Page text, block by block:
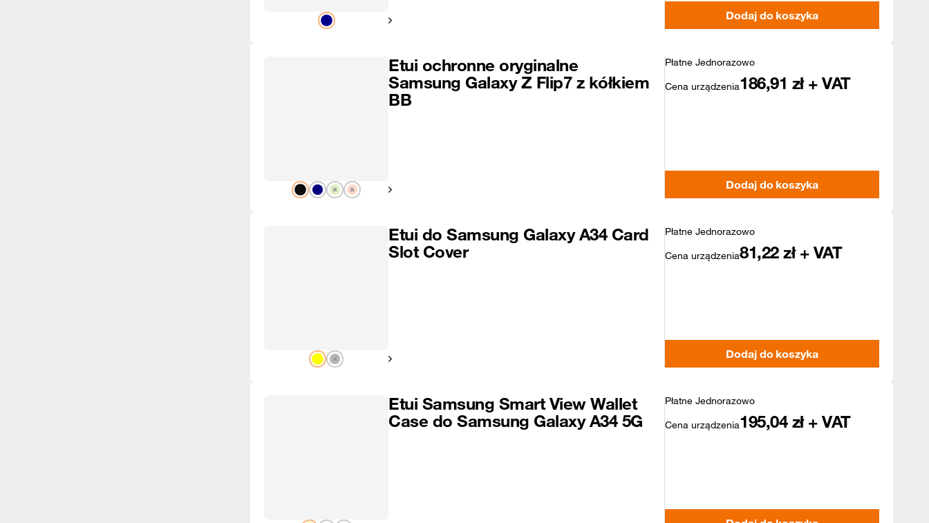
Pokaż następny Dodaj do koszyka
Pokaż następny
Etui ochronne oryginalne
Samsung Galaxy Z Flip7 z kółkiem
BB
Płatne Jednorazowo
Cena urządzenia186,91 zł + VAT
Dodaj do koszyka
Pokaż następny
Etui do Samsung Galaxy A34 Card
Slot Cover
Płatne Jednorazowo
Cena urządzenia81,22 zł + VAT
Dodaj do koszyka
Etui Samsung Smart View Wallet
Case do Samsung Galaxy A34 5G
Płatne Jednorazowo
Cena urządzenia195,04 zł + VAT